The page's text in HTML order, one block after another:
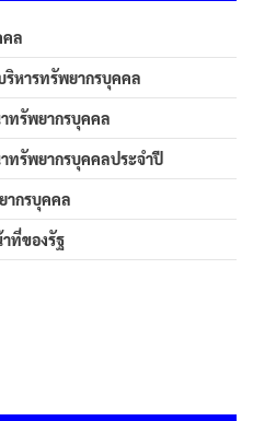
คล
ริหารทรัพยากรบุคคล
ทรัพยากรบุคคล
ทรัพยากรบุคคลประจำปี
ากรบุคคล
ที่ของรัฐ